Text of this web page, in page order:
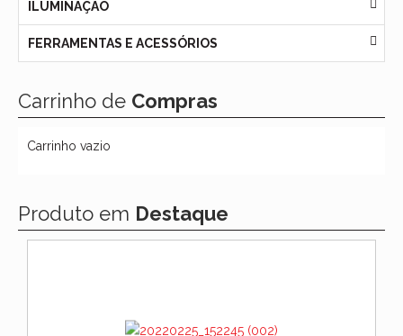
ILUMINAÇÃO
FERRAMENTAS E ACESSÓRIOS
Carrinho de Compras
Carrinho vazio
Produto em Destaque